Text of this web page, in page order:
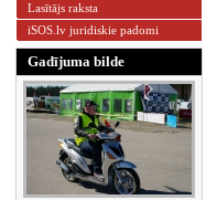
Lasītājs raksta
iSOS.lv juridiskie padomi
Gadījuma bilde